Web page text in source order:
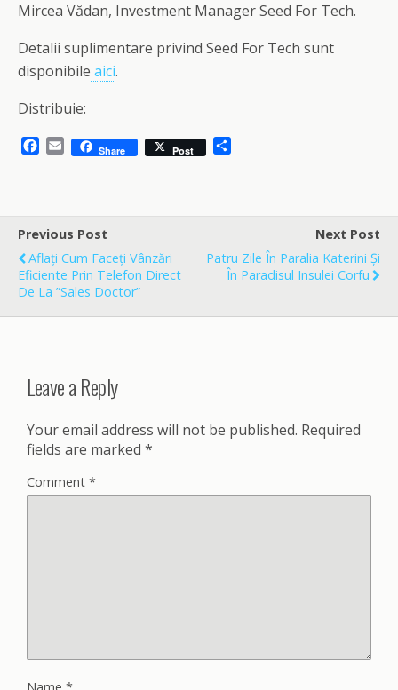
Mircea Vădan, Investment Manager Seed For Tech.
Detalii suplimentare privind Seed For Tech sunt
disponibile aici.
Distribuie:
b
o
o
k
E
l
Share Post
e
Previous Post
Aflați Cum Faceți Vânzări
Eficiente Prin Telefon Direct
De La ”Sales Doctor”
Next Post
Patru Zile În Paralia Katerini Și
În Paradisul Insulei Corfu
Leave a Reply
Your email address will not be published. Required
fields are marked *
Comment *
Name *